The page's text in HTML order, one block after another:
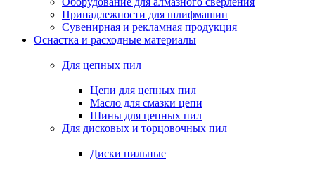
Принадлежности для шлифмашин
Сувенирная и рекламная продукция
Оснастка и расходные материалы
Для цепных пил
Цепи для цепных пил
Масло для смазки цепи
Шины для цепных пил
Для дисковых и торцовочных пил
Диски пильные